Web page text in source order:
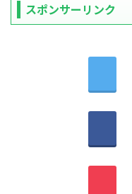
スポンサーリンク